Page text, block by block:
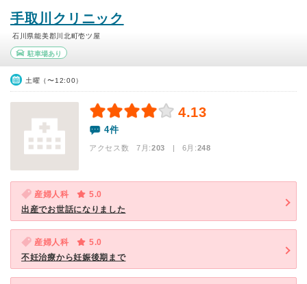
手取川クリニック
石川県能美郡川北町壱ツ屋
駐車場あり
土曜（〜12:00）
4.13
4件
アクセス数 7月:203 | 6月:248
産婦人科
5.0
出産でお世話になりました
産婦人科
5.0
不妊治療から妊娠後期まで